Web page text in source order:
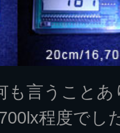
も言うことあ
程度でし